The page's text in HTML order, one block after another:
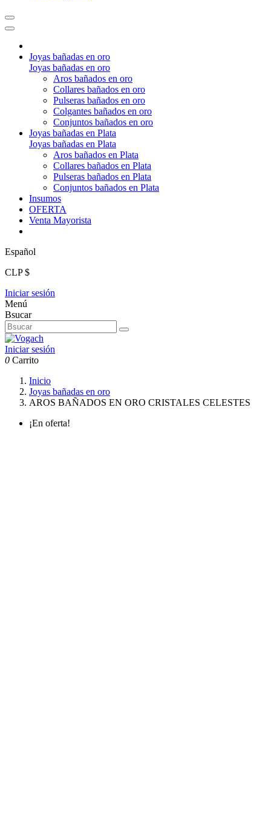
Joyas bañadas en oro
Joyas bañadas en oro
Aros bañados en oro
Collares bañados en oro
Pulseras bañados en oro
Colgantes bañados en oro
Conjuntos bañados en oro
Joyas bañadas en Plata
Joyas bañadas en Plata
Aros bañados en Plata
Collares bañados en Plata
Pulseras bañados en Plata
Conjuntos bañados en Plata
Insumos
OFERTA
Venta Mayorista
Español
CLP $
Iniciar sesión
Menú
Bsucar
Iniciar sesión
0 Carrito
Inicio
Joyas bañadas en oro
AROS BAÑADOS EN ORO CRISTALES CELESTES
¡En oferta!